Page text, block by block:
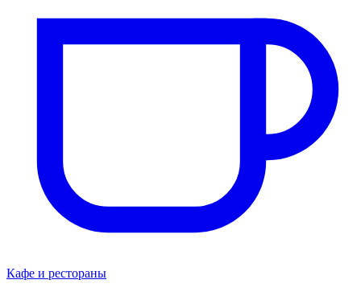
Кафе и рестораны